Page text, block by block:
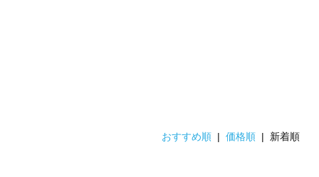
おすすめ順 |価格順 | 新着順